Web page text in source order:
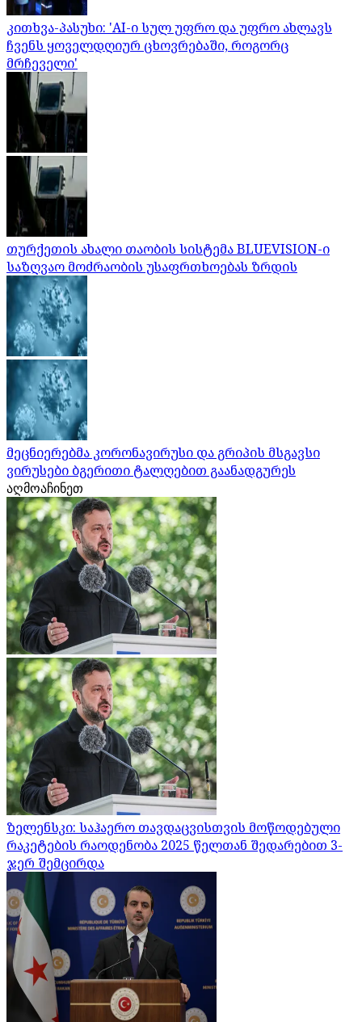
კითხვა-პასუხი: 'AI-ი სულ უფრო და უფრო ახლავს
ჩვენს ყოველდღიურ ცხოვრებაში, როგორც
მრჩეველი'
თურქეთის ახალი თაობის სისტემა BLUEVISION-ი
საზღვაო მოძრაობის უსაფრთხოებას ზრდის
მეცნიერებმა კორონავირუსი და გრიპის მსგავსი
ვირუსები ბგერითი ტალღებით გაანადგურეს
აღმოაჩინეთ
ზელენსკი: საჰაერო თავდაცვისთვის მოწოდებული
რაკეტების რაოდენობა 2025 წელთან შედარებით 3-
ჯერ შემცირდა